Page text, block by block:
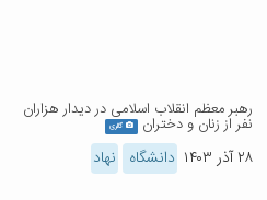
رهبر معظم انقلاب اسلامی در دیدار هزاران
نفر از زنان و دختران گالری
۲۸ آذر ۱۴۰۳ دانشگاه نهاد